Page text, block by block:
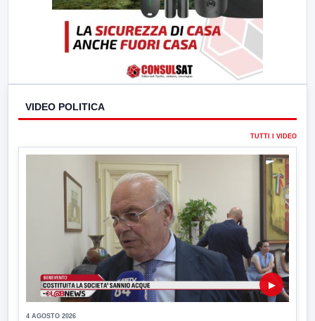
VIDEO POLITICA
TUTTI I VIDEO
▶
4 AGOSTO 2026